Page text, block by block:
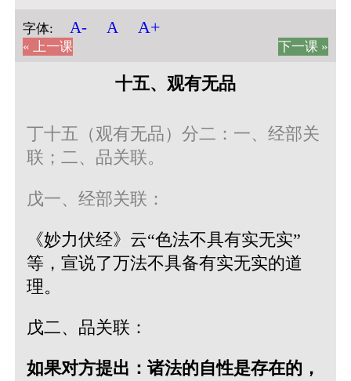
字体: A- A A+
« 上一课 下一课 »
十五、观有无品
丁十五（观有无品）分二：一、经部关
联；二、品关联。
戊一、经部关联：
《妙力伏经》云“色法不具有实无实”
等，宣说了万法不具备有实无实的道
理。
戊二、品关联：
如果对方提出：诸法的自性是存在的，